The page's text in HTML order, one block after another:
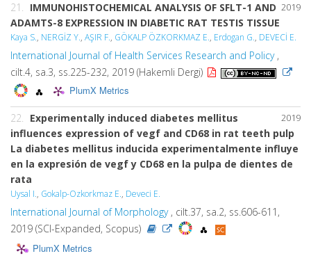
2019
21. IMMUNOHISTOCHEMICAL ANALYSIS OF SFLT-1 AND
ADAMTS-8 EXPRESSION IN DIABETIC RAT TESTIS TISSUE
Kaya S., NERGİZ Y., AŞIR F., GÖKALP ÖZKORKMAZ E., Erdogan G., DEVECİ E.
International Journal of Health Services Research and Policy,
cilt.4, sa.3, ss.225-232, 2019 (Hakemli Dergi)
PlumX Metrics
2019
22. Experimentally induced diabetes mellitus
influences expression of vegf and CD68 in rat teeth pulp
La diabetes mellitus inducida experimentalmente influye
en la expresión de vegf y CD68 en la pulpa de dientes de
rata
Uysal I., Gokalp-Ozkorkmaz E., Deveci E.
International Journal of Morphology, cilt.37, sa.2, ss.606-611,
2019 (SCI-Expanded, Scopus)
PlumX Metrics